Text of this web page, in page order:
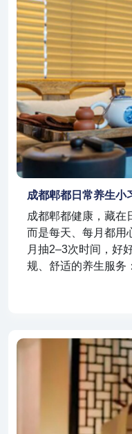
成都郫都日常养生小
成都郫都健康，藏在
而是每天、每月都用
月抽2–3次时间，好
规、舒适的养生服务：